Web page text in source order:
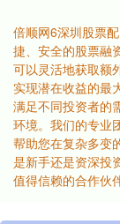
倍顺网6深圳股票
捷、安全的股票融
可以灵活地获取额
实现潜在收益的最
满足不同投资者的
环境。我们的专业
帮助您在复杂多变
是新手还是资深投
值得信赖的合作伙